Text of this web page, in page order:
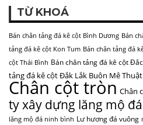
TỪ KHOÁ
Bán chân tảng đá kê cột Bình Dương Bán
tảng đá kê cột Kon Tum Bán chân tảng đá
cột Thái Bình Bán chân tảng đá kê cột
tảng đá kê cột Đắk Lắk Buôn Mê Thuật
Chân cột tròn Chân
ty xây dựng lăng mộ
lăng mộ đá ninh bình Lư hương đá vuông